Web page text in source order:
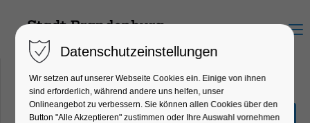
Menu
Mythos Maria
Datenschutzeinstellungen
Wir setzen auf unserer Webseite Cookies ein. Einige von ihnen
sind erforderlich, während andere uns helfen, unser
Onlineangebot zu verbessern. Sie können allen Cookies über den
Button "Alle Akzeptieren" zustimmen oder Ihre Auswahl vornehmen